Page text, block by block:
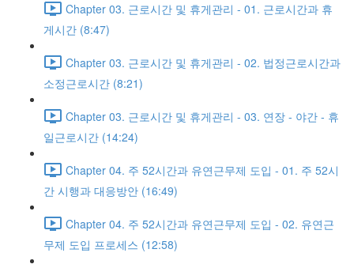
Chapter 03. 근로시간 및 휴게관리 - 01. 근로시간과 휴
게시간 (8:47)
Chapter 03. 근로시간 및 휴게관리 - 02. 법정근로시간과
소정근로시간 (8:21)
Chapter 03. 근로시간 및 휴게관리 - 03. 연장 - 야간 - 휴
일근로시간 (14:24)
Chapter 04. 주 52시간과 유연근무제 도입 - 01. 주 52시
간 시행과 대응방안 (16:49)
Chapter 04. 주 52시간과 유연근무제 도입 - 02. 유연근
무제 도입 프로세스 (12:58)